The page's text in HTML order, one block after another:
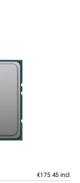
€175.45 incl.